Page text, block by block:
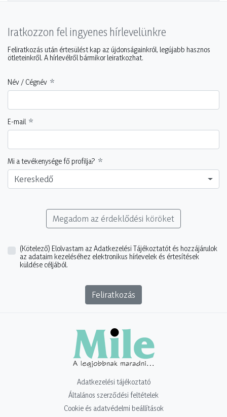
Iratkozzon fel ingyenes hírlevelünkre
Feliratkozás után értesülést kap az újdonságainkról, legújabb hasznos
ötleteinkről. A hírlevélről bármikor leiratkozhat.
Név / Cégnév
E-mail
Mi a tevékenysége fő profilja?
Kereskedő
Megadom az érdeklődési köröket
(Kötelező) Elolvastam az Adatkezelési Tájékoztatót és hozzájárulok
az adataim kezeléséhez elektronikus hírlevelek és értesítések
küldése céljából.
Feliratkozás
Adatkezelési tájékoztató
Általános szerződési feltételek
Cookie és adatvédelmi beállítások